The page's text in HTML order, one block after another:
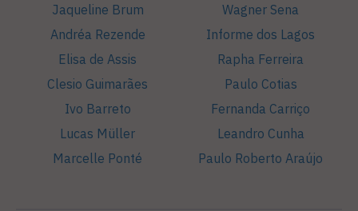
Jaqueline Brum
Andréa Rezende
Elisa de Assis
Clesio Guimarães
Ivo Barreto
Lucas Müller
Marcelle Ponté
Wagner Sena
Informe dos Lagos
Rapha Ferreira
Paulo Cotias
Fernanda Carriço
Leandro Cunha
Paulo Roberto Araújo